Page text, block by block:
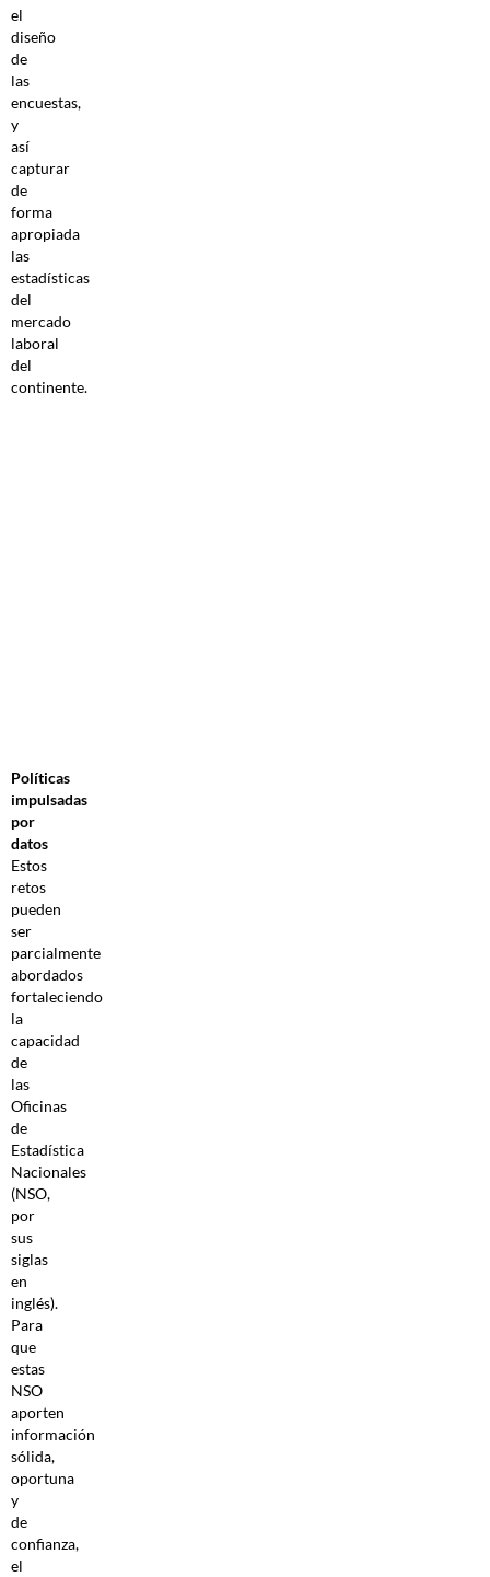
el
diseño
de
las
encuestas,
y
así
capturar
de
forma
apropiada
las
estadísticas
del
mercado
laboral
del
continente.
Políticas
impulsadas
por
datos
Estos
retos
pueden
ser
parcialmente
abordados
fortaleciendo
la
capacidad
de
las
Oficinas
de
Estadística
Nacionales
(NSO,
por
sus
siglas
en
inglés).
Para
que
estas
NSO
aporten
información
sólida,
oportuna
y
de
confianza,
el